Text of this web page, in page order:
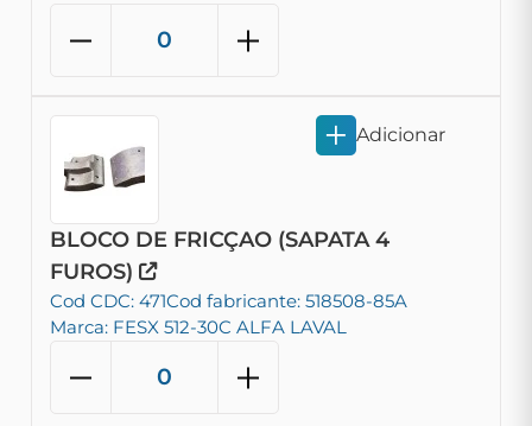
BLOCO DE FRICÇAO (SAPATA 4
FUROS)
Cod CDC: 471Cod fabricante: 518508-85A
Marca: FESX 512-30C ALFA LAVAL
Adicionar